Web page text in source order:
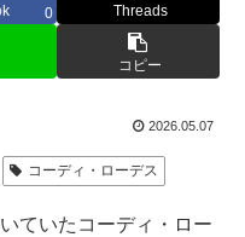
0 Threads
コピー
2026.05.07
コーディ・ローデス
ていたコーディ・ロー